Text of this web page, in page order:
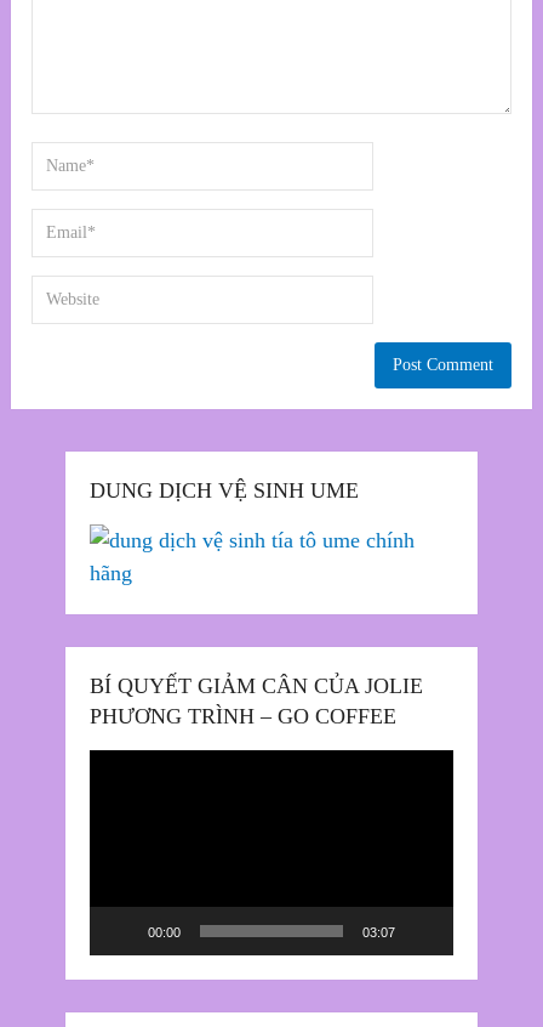
DUNG DỊCH VỆ SINH UME
BÍ QUYẾT GIẢM CÂN CỦA JOLIE
PHƯƠNG TRÌNH – GO COFFEE
00:00 03:07